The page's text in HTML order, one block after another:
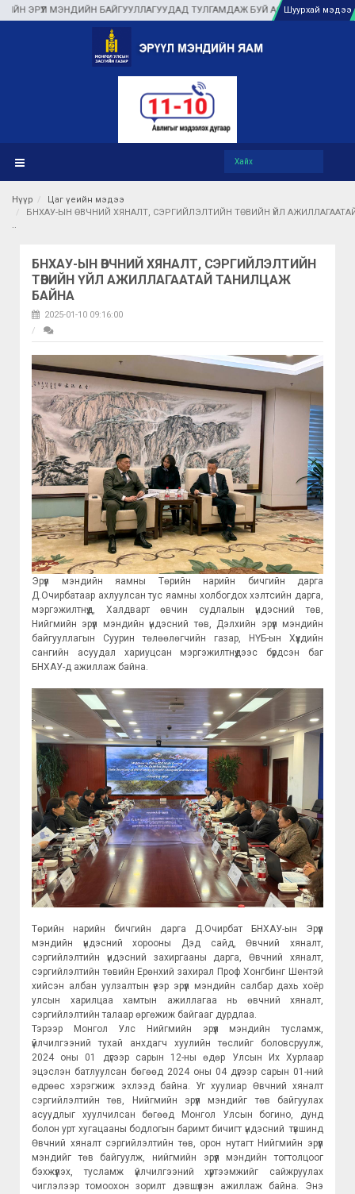
МЭНДИЙН БАЙГУУЛЛАГУУДАД ТУЛГАМДАЖ БУЙ АСУУДЛЫГ ГАЗАР ДЭЭР НЬ
Шуурхай мэдээ
Нүүр
Цаг үеийн мэдээ
БНХАУ-ЫН ӨВЧНИЙ ХЯНАЛТ, СЭРГИЙЛЭЛТИЙН ТӨВИЙН ҮЙЛ
БНХАУ-ЫН ӨВЧНИЙ ХЯНАЛТ, СЭРГИЙЛЭЛТИЙН
ТӨВИЙН ҮЙЛ АЖИЛЛАГААТАЙ ТАНИЛЦАЖ
БАЙНА
2025-01-10 09:16:00
Эрүүл мэндийн яамны Төрийн нарийн бичгийн дарга
Д.Очирбатаар ахлуулсан тус яамны холбогдох хэлтсийн дарга,
мэргэжилтнүүд, Халдварт өвчин судлалын үндэсний төв,
Нийгмийн эрүүл мэндийн үндэсний төв, Дэлхийн эрүүл мэндийн
байгууллагын Суурин төлөөлөгчийн газар, НҮБ-ын Хүүхдийн
сангийн асуудал хариуцсан мэргэжилтнүүдээс бүрдсэн баг
БНХАУ-д ажиллаж байна.
Төрийн нарийн бичгийн дарга Д.Очирбат БНХАУ-ын Эрүүл
мэндийн үндэсний хорооны Дэд сайд, Өвчний хяналт,
сэргийлэлтийн үндэсний захиргааны дарга, Өвчний хяналт,
сэргийлэлтийн төвийн Ерөнхий захирал Проф Хонгбинг Шентэй
хийсэн албан уулзалтын үеэр эрүүл мэндийн салбар дахь хоёр
улсын харилцаа хамтын ажиллагаа нь өвчний хяналт,
сэргийлэлтийн талаар өргөжиж байгааг дурдлаа.
Тэрээр Монгол Улс Нийгмийн эрүүл мэндийн тусламж,
үйлчилгээний тухай анхдагч хуулийн төслийг боловсруулж,
2024 оны 01 дүгээр сарын 12-ны өдөр Улсын Их Хурлаар
эцэслэн батлуулсан бөгөөд 2024 оны 04 дүгээр сарын 01-ний
өдрөөс хэрэгжиж эхлээд байна. Уг хуулиар Өвчний хяналт
сэргийлэлтийн төв, Нийгмийн эрүүл мэндийг төв байгуулах
асуудлыг хуулчилсан бөгөөд Монгол Улсын богино, дунд
болон урт хугацааны бодлогын баримт бичигт үндэсний түвшинд
Өвчний хяналт сэргийлэлтийн төв, орон нутагт Нийгмийн эрүүл
мэндийг төв байгуулж, нийгмийн эрүүл мэндийн тогтолцоог
бэхжүүлэх, тусламж үйлчилгээний хүртээмжийг сайжруулах
чиглэлээр томоохон зорилт дэвшүүлэн ажиллаж байна. Энэ